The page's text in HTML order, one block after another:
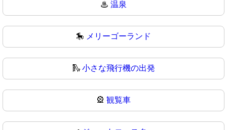
♨ 温泉
🎠 メリーゴーランド
🛝 小さな飛行機の出発
🎡 観覧車